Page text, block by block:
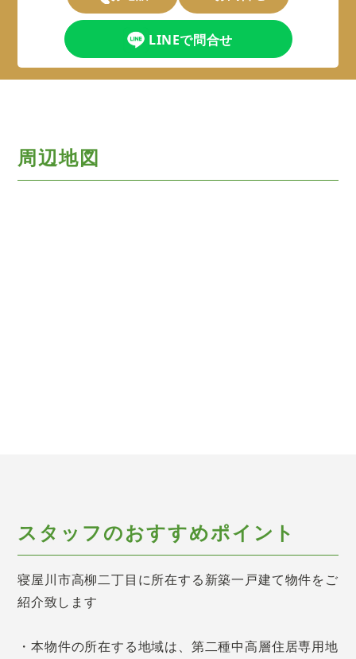
LINEで問合せ
周辺地図
スタッフのおすすめポイント
寝屋川市高柳二丁目に所在する新築一戸建て物件をご
紹介致します
・本物件の所在する地域は、第二種中高層住居専用地